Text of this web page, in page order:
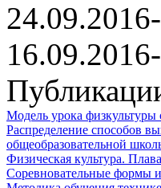
Модель урока физкультуры
Распределение способов
общеобразовательной
Физическая культура.
Соревновательные формы